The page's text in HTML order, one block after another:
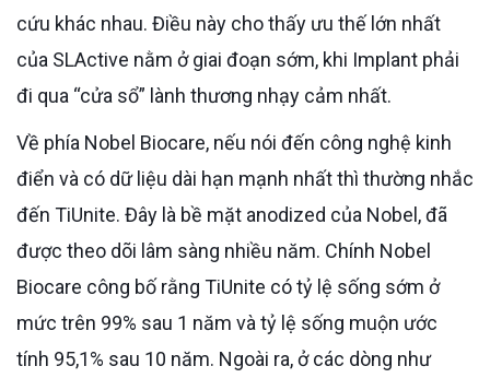
cứu khác nhau. Điều này cho thấy ưu thế lớn nhất
của SLActive nằm ở giai đoạn sớm, khi Implant phải
đi qua “cửa sổ” lành thương nhạy cảm nhất.
Về phía Nobel Biocare, nếu nói đến công nghệ kinh
điển và có dữ liệu dài hạn mạnh nhất thì thường nhắc
đến TiUnite. Đây là bề mặt anodized của Nobel, đã
được theo dõi lâm sàng nhiều năm. Chính Nobel
Biocare công bố rằng TiUnite có tỷ lệ sống sớm ở
mức trên 99% sau 1 năm và tỷ lệ sống muộn ước
tính 95,1% sau 10 năm. Ngoài ra, ở các dòng như